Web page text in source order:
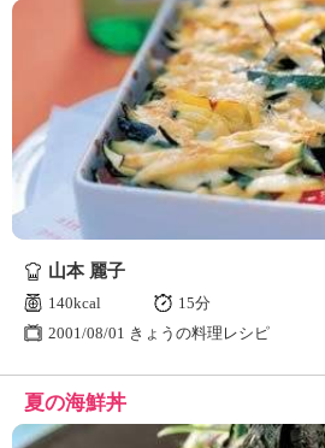
山本 麗子
140kcal
15分
2001/08/01 きょうの料理レシピ
夏の海鮮丼